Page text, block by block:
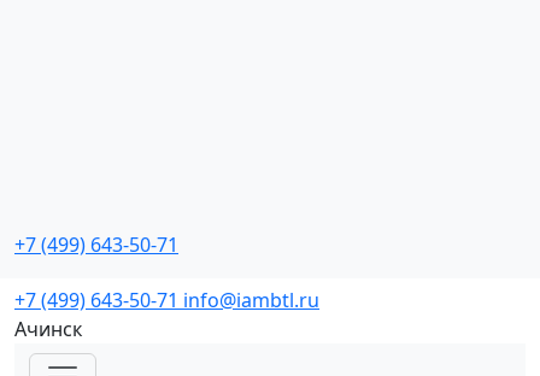
+7 (499) 643-50-71
с реальной окупаемостью
+7 (499) 643-50-71 info@iambtl.ru
Ачинск